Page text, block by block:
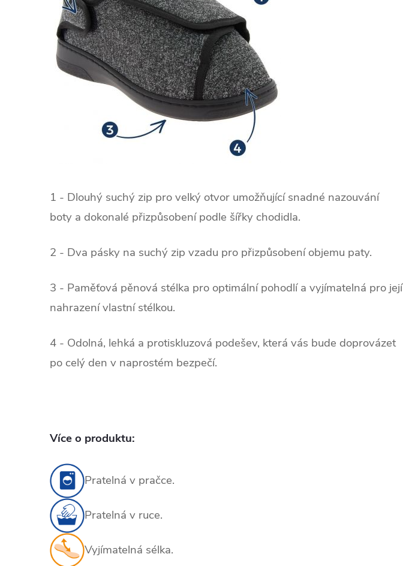
1 - Dlouhý suchý zip pro velký otvor umožňující snadné nazouvání
boty a dokonalé přizpůsobení podle šířky chodidla.
2 - Dva pásky na suchý zip vzadu pro přizpůsobení objemu paty.
3 - Paměťová pěnová stélka pro optimální pohodlí a vyjímatelná pro její
nahrazení vlastní stélkou.
4 - Odolná, lehká a protiskluzová podešev, která vás bude doprovázet
po celý den v naprostém bezpečí.
Více o produktu:
Pratelná v pračce.
Pratelná v ruce.
Vyjímatelná sélka.